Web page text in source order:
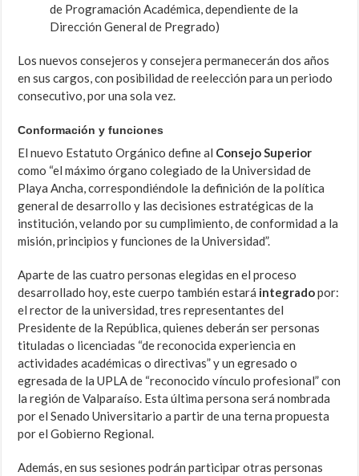
de Programación Académica, dependiente de la
Dirección General de Pregrado)
Los nuevos consejeros y consejera permanecerán dos años
en sus cargos, con posibilidad de reelección para un periodo
consecutivo, por una sola vez.
Conformación y funciones
El nuevo Estatuto Orgánico define al Consejo Superior
como “el máximo órgano colegiado de la Universidad de
Playa Ancha, correspondiéndole la definición de la política
general de desarrollo y las decisiones estratégicas de la
institución, velando por su cumplimiento, de conformidad a la
misión, principios y funciones de la Universidad”.
Aparte de las cuatro personas elegidas en el proceso
desarrollado hoy, este cuerpo también estará integradopor:
el rector de la universidad, tres representantes del
Presidente de la República, quienes deberán ser personas
tituladas o licenciadas “de reconocida experiencia en
actividades académicas o directivas” y un egresado o
egresada de la UPLA de “reconocido vínculo profesional” con
la región de Valparaíso. Esta última persona será nombrada
por el Senado Universitario a partir de una terna propuesta
por el Gobierno Regional.
Además, en sus sesiones podrán participar otras personas